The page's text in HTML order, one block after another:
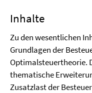
Inhalte
Zu den wesentlichen
Grundlagen der
Optimalsteuertheorie.
thematische
Zusatzlast der